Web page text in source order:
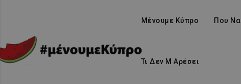
Μένουμε Κύπρο Που
Τι Δεν Μ Αρέσει